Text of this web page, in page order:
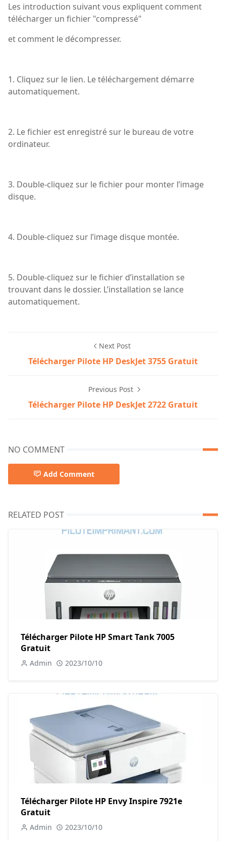
Les introduction suivant vous expliquent comment
télécharger un fichier "compressé"
et comment le décompresser.
1. Cliquez sur le lien. Le téléchargement démarre
automatiquement.
2. Le fichier est enregistré sur le bureau de votre
ordinateur.
3. Double-cliquez sur le fichier pour monter l’image
disque.
4. Double-cliquez sur l’image disque montée.
5. Double-cliquez sur le fichier d’installation se
trouvant dans le dossier. L’installation se lance
automatiquement.
Next Post
Télécharger Pilote HP DeskJet 3755 Gratuit
Previous Post
Télécharger Pilote HP DeskJet 2722 Gratuit
NO COMMENT
Add Comment
RELATED POST
Télécharger Pilote HP Smart Tank 7005
Gratuit
Admin 2023/10/10
Télécharger Pilote HP Envy Inspire 7921e
Gratuit
Admin 2023/10/10